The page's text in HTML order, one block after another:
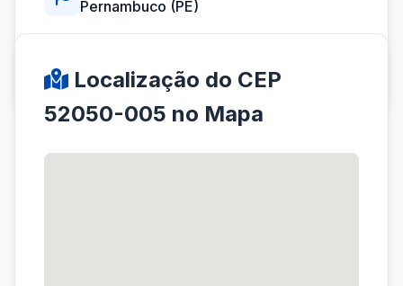
Pernambuco (PE)
Localização do CEP
52050-005 no Mapa